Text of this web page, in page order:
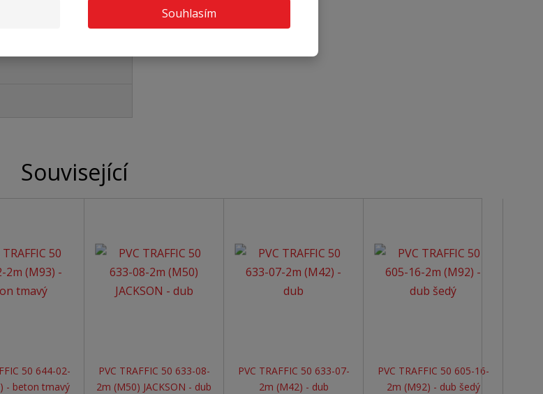
Souhlasím
Související
50 644-02-
- beton tmavý
PVC TRAFFIC 50 633-08-
2m (M50) JACKSON - dub
PVC TRAFFIC 50 633-07-
2m (M42) - dub
PVC TRAFFIC 50 605-16-
2m (M92) - dub šedý